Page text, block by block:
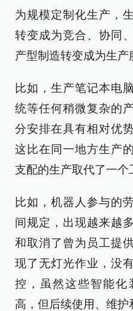
为规模定制化生产，
转变成为竞合、协同
产型制造转变成为生产
比如，生产笔记本电
统等任何稍微复杂的
分安排在具有相对优
这比在同一地方生产
支配的生产取代了一个
比如，机器人参与的
间规定，出现越来越
和取消了曾为员工提
现了无灯光作业，没
控，虽然这些智能化
高，但后续使用、维护